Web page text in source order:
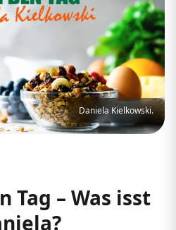
Daniela Kielkowski.
Tag – Was isst